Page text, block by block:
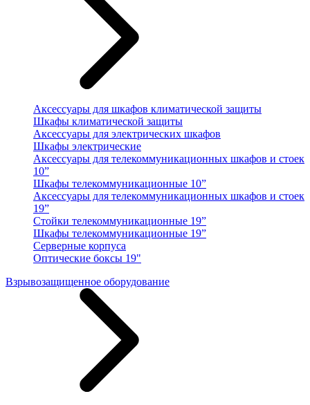
Аксессуары для шкафов климатической защиты
Шкафы климатической защиты
Аксессуары для электрических шкафов
Шкафы электрические
Аксессуары для телекоммуникационных шкафов и стоек
10”
Шкафы телекоммуникационные 10”
Аксессуары для телекоммуникационных шкафов и стоек
19”
Стойки телекоммуникационные 19”
Шкафы телекоммуникационные 19”
Серверные корпуса
Оптические боксы 19"
Взрывозащищенное оборудование